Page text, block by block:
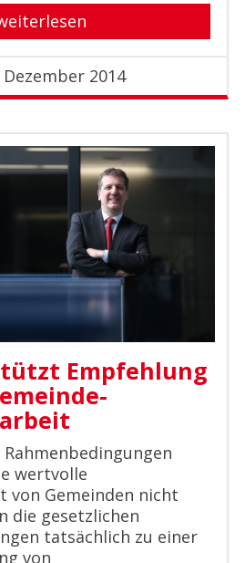
Dezember 2014
Empfehlung
wertvolle
von Gemeinden nicht
die gesetzlichen
tatsächlich zu einer
von